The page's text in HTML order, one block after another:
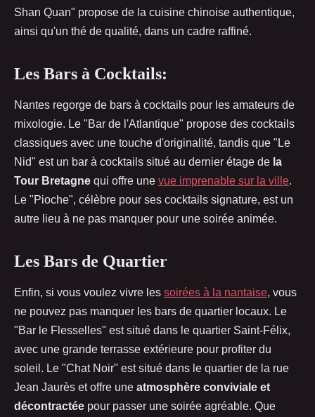
Shan Quan" propose de la cuisine chinoise authentique,
ainsi qu'un thé de qualité, dans un cadre raffiné.
Les Bars à Cocktails:
Nantes regorge de bars à cocktails pour les amateurs de
mixologie. Le "Bar de l'Atlantique" propose des cocktails
classiques avec une touche d'originalité, tandis que "Le
Nid" est un bar à cocktails situé au dernier étage de la
Tour Bretagne qui offre une vue imprenable sur la ville.
Le "Pioche", célèbre pour ses cocktails signature, est un
autre lieu à ne pas manquer pour une soirée animée.
Les Bars de Quartier
Enfin, si vous voulez vivre les soirées à la nantaise, vous
ne pouvez pas manquer les bars de quartier locaux. Le
"Bar le Flesselles" est situé dans le quartier Saint-Félix,
avec une grande terrasse extérieure pour profiter du
soleil. Le "Chat Noir" est situé dans le quartier de la rue
Jean Jaurès et offre une atmosphère conviviale et
décontractée pour passer une soirée agréable. Que